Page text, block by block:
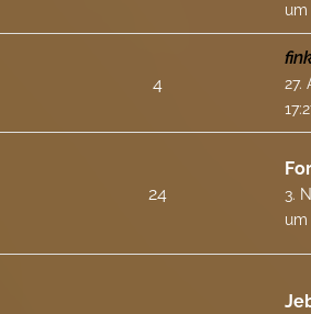
um
4
27.
24
3.
um